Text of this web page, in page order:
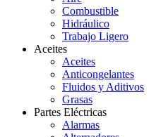
Combustible
Hidráulico
Trabajo Ligero
Aceites
Aceites
Anticongelantes
Fluidos y Aditivos
Grasas
Partes Eléctricas
Alarmas